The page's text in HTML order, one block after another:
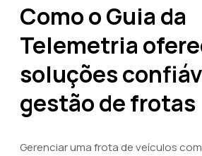
Como o Guia da
Telemetria
soluções
gestão de frotas
Gerenciar uma frota de veículos